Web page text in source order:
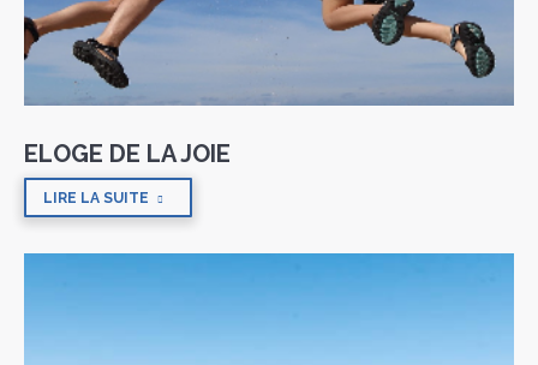
ELOGE DE LA JOIE
LIRE LA SUITE